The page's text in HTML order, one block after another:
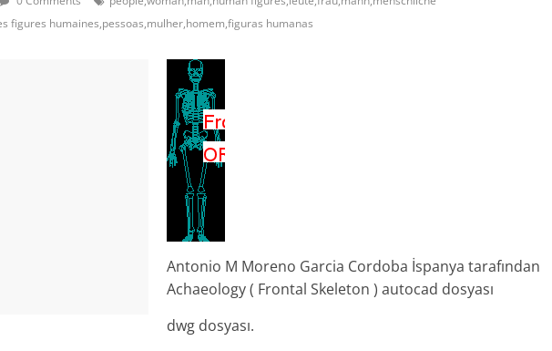
figures humaines,pessoas,mulher,homem,figuras humanas
Antonio M Moreno Garcia Cordoba İspanya tarafından
Achaeology ( Frontal Skeleton ) autocad dosyası
dwg dosyası.